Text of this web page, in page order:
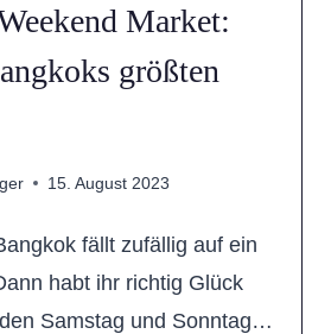
Market:
größten
15. August 2023
fällt zufällig auf ein
habt ihr richtig Glück
Samstag und Sonntag…